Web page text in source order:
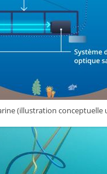
(illustration conceptuelle